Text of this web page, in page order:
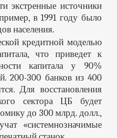
экстренные источники
в 1991 году было
населения.
кредитной моделью
что приведет к
капитала у 90%
200-300 банков из 400
Для восстановления
сектора ЦБ будет
до 300 млрд. долл.,
«системнозначимые